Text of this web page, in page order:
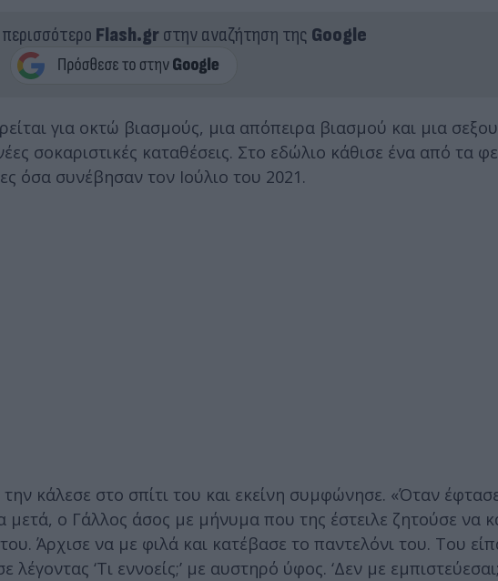
Flash.grστην αναζήτηση της Google
για οκτώ βιασμούς, μια απόπειρα βιασμού και μια
σοκαριστικές καταθέσεις. Στο εδώλιο κάθισε ένα από τα
όσα συνέβησαν τον Ιούλιο του 2021.
κάλεσε στο σπίτι του και εκείνη συμφώνησε. «Όταν
μετά, ο Γάλλος άσος με μήνυμα που της έστειλε ζητούσε να
Άρχισε να με φιλά και κατέβασε το παντελόνι του. Του
‘Τι εννοείς;’ με αυστηρό ύφος. ‘Δεν με